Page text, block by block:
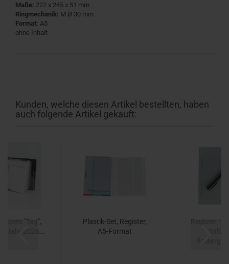
Maße: 222 x 245 x 51 mm
Ringmechanik: M Ø 30 mm
Format: A5
ohne Inhalt
Kunden, welche diesen Artikel bestellten, haben
auch folgende Artikel gekauft:
"Tag",
Jahr 2026...
Plastik-Set, Register,
A5-Format
Register